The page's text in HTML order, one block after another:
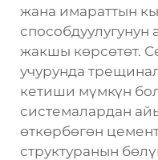
жана имараттын
способдуулугунун
жакшы көрсөтөт.
учурунда
кетиши мүмкүн
системалардан
өткөрбөгөн
структуранын